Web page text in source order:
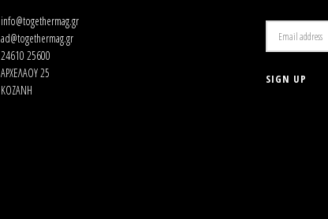
info@togethermag.gr
ad@togethermag.gr
24610 25600
ΑΡΧΕΛΑΟΥ 25
ΚΟΖΑΝΗ